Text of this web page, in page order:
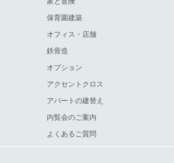
保育園建築
オフィス・店舗
鉄骨造
オプション
アクセントクロス
アパートの建替え
内覧会のご案内
よくあるご質問